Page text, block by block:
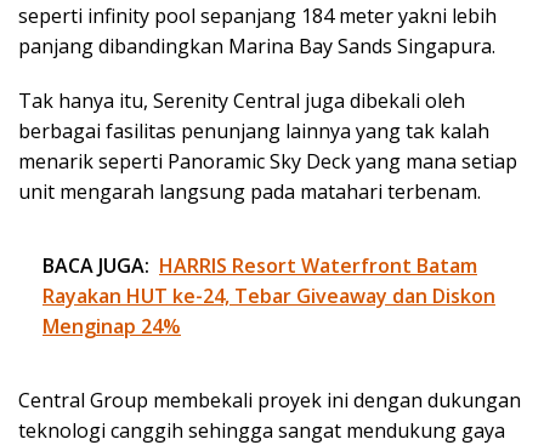
seperti infinity pool sepanjang 184 meter yakni lebih
panjang dibandingkan Marina Bay Sands Singapura.
Tak hanya itu, Serenity Central juga dibekali oleh
berbagai fasilitas penunjang lainnya yang tak kalah
menarik seperti Panoramic Sky Deck yang mana setiap
unit mengarah langsung pada matahari terbenam.
BACA JUGA: HARRIS Resort Waterfront Batam
Rayakan HUT ke-24, Tebar Giveaway dan Diskon
Menginap 24%
Central Group membekali proyek ini dengan dukungan
teknologi canggih sehingga sangat mendukung gaya